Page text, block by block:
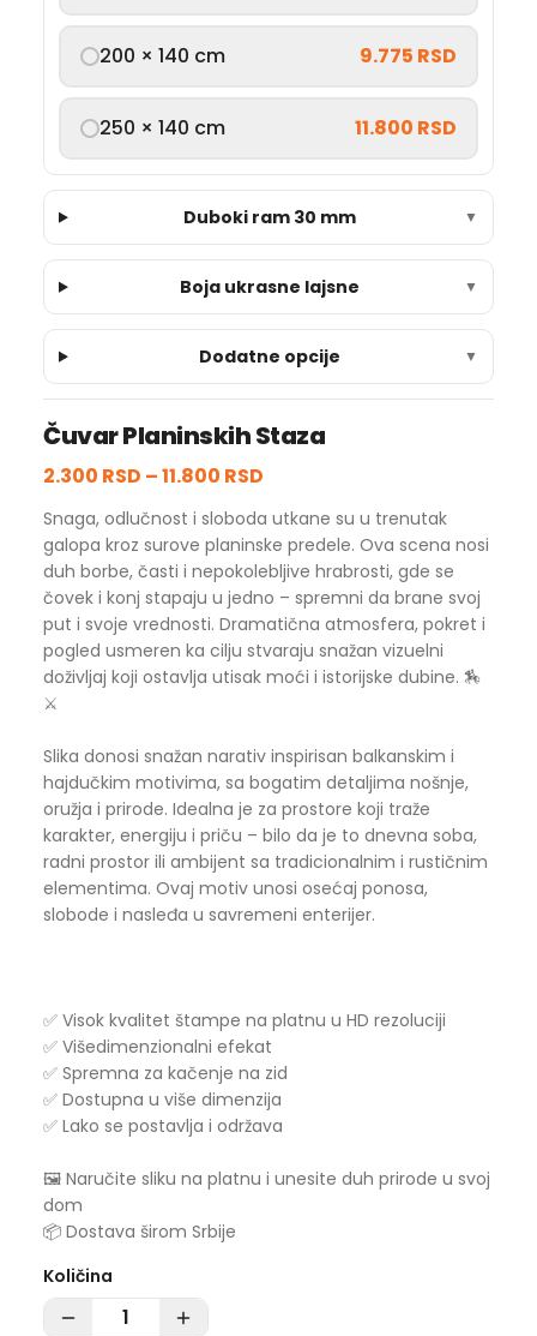
200 × 140 cm 9.775 RSD
250 × 140 cm 11.800 RSD
Duboki ram 30 mm ▼
Boja ukrasne lajsne ▼
Dodatne opcije ▼
Čuvar Planinskih Staza
2.300 RSD –11.800 RSD
Snaga, odlučnost i sloboda utkane su u trenutak
galopa kroz surove planinske predele. Ova scena nosi
duh borbe, časti i nepokolebljive hrabrosti, gde se
čovek i konj stapaju u jedno – spremni da brane svoj
put i svoje vrednosti. Dramatična atmosfera, pokret i
pogled usmeren ka cilju stvaraju snažan vizuelni
doživljaj koji ostavlja utisak moći i istorijske dubine. 🏇
⚔️
Slika donosi snažan narativ inspirisan balkanskim i
hajdučkim motivima, sa bogatim detaljima nošnje,
oružja i prirode. Idealna je za prostore koji traže
karakter, energiju i priču – bilo da je to dnevna soba,
radni prostor ili ambijent sa tradicionalnim i rustičnim
elementima. Ovaj motiv unosi osećaj ponosa,
slobode i nasleđa u savremeni enterijer.
✅ Visok kvalitet štampe na platnu u HD rezoluciji
✅ Višedimenzionalni efekat
✅ Spremna za kačenje na zid
✅ Dostupna u više dimenzija
✅ Lako se postavlja i održava
🖼️ Naručite sliku na platnu i unesite duh prirode u svoj
dom
📦 Dostava širom Srbije
Količina